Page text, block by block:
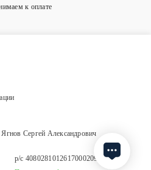
Сергей Александрович
р/с 40802810126170002090
к оплате